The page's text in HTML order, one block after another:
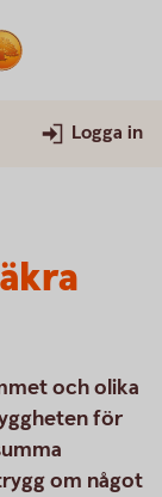
Logga in
och olika
för
om något